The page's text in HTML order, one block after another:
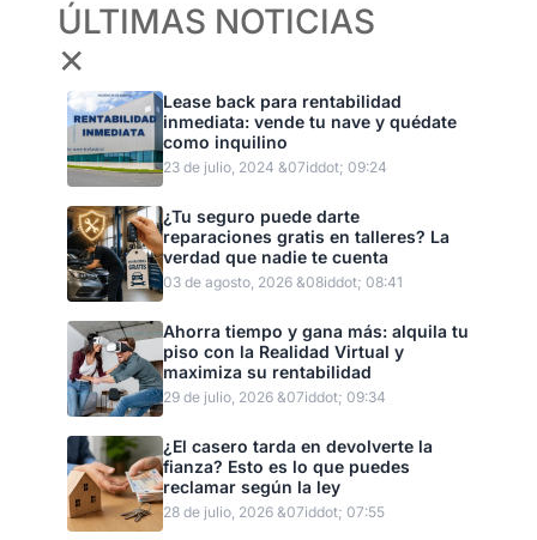
ÚLTIMAS NOTICIAS
✕
Lease back para rentabilidad
inmediata: vende tu nave y quédate
como inquilino
23 de julio, 2024 &07iddot; 09:24
¿Tu seguro puede darte
reparaciones gratis en talleres? La
verdad que nadie te cuenta
03 de agosto, 2026 &08iddot; 08:41
Ahorra tiempo y gana más: alquila tu
piso con la Realidad Virtual y
maximiza su rentabilidad
29 de julio, 2026 &07iddot; 09:34
¿El casero tarda en devolverte la
fianza? Esto es lo que puedes
reclamar según la ley
28 de julio, 2026 &07iddot; 07:55